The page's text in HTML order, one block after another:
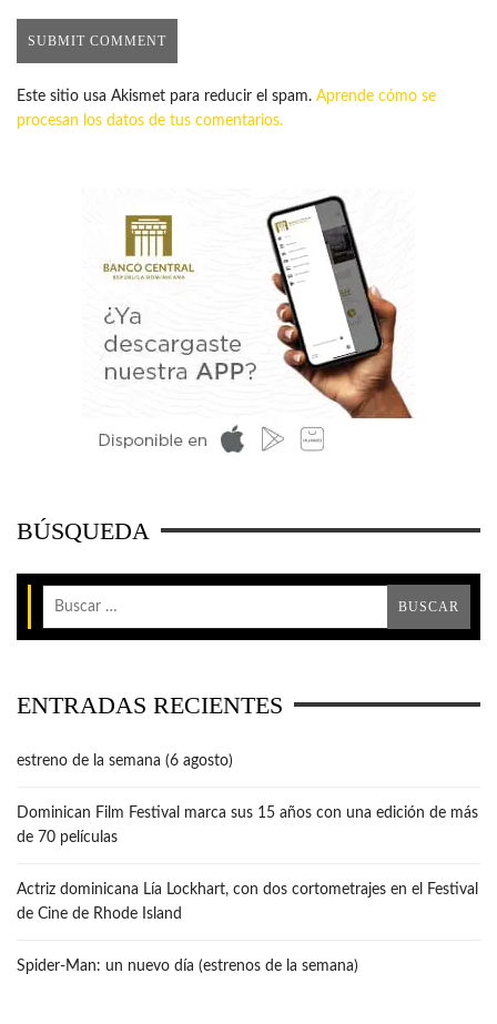
Este sitio usa Akismet para reducir el spam. Aprende cómo se
procesan los datos de tus comentarios.
BÚSQUEDA
ENTRADAS RECIENTES
estreno de la semana (6 agosto)
Dominican Film Festival marca sus 15 años con una edición de más
de 70 películas
Actriz dominicana Lía Lockhart, con dos cortometrajes en el Festival
de Cine de Rhode Island
Spider-Man: un nuevo día (estrenos de la semana)